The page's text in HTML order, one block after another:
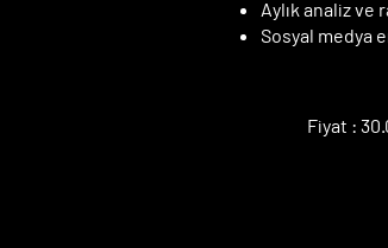
Aylık analiz ve
Sosyal medya
Fiyat :